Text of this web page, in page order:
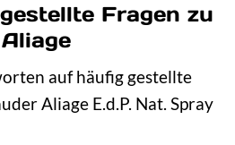
Fragen zu
auf häufig gestellte
Aliage E.d.P. Nat. Spray